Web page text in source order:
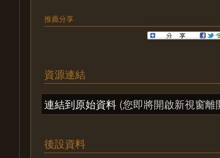
推薦分享
資源連結
連結到原始資料 (您即將開啟新視窗離
後設資料